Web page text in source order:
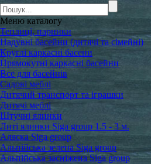
Меню каталогу
Теплиці, парники
Надувні басейни (дитячі та сімейні)
Круглі каркасні басени
Прямокутні каркасні басейни
Все для басейнів
Садові меблі
Дитячий транспорт та іграшки
Дитячі меблі
Штучні ялинки
Литі ялинки Siga group 1.5 - 3 м.
Аляска Siga group
Альпійська зелена Siga group
Альпійська засніжена Siga group